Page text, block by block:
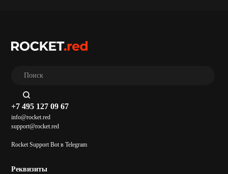
+7 495 127 09 67
info@rocket.red
support@rocket.red
Rocket Support Bot в Telegram
Реквизиты